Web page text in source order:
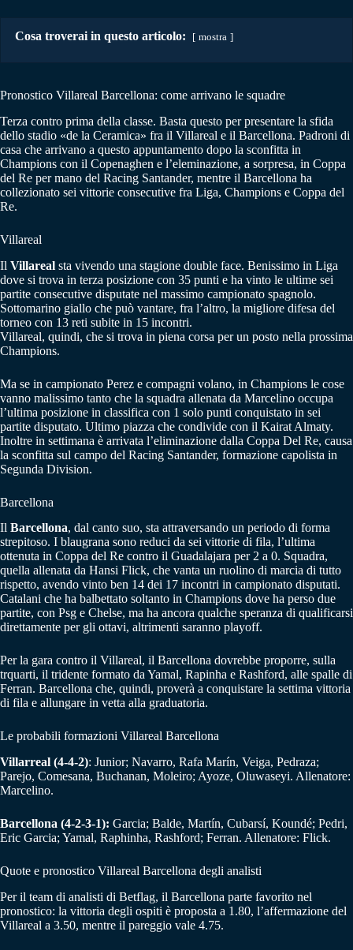
Cosa troverai in questo articolo: mostra
Pronostico Villareal Barcellona: come arrivano le squadre
Terza contro prima della classe. Basta questo per presentare la sfida
dello stadio «de la Ceramica» fra il Villareal e il Barcellona. Padroni di
casa che arrivano a questo appuntamento dopo la sconfitta in
Champions con il Copenaghen e l’eleminazione, a sorpresa, in Coppa
del Re per mano del Racing Santander, mentre il Barcellona ha
collezionato sei vittorie consecutive fra Liga, Champions e Coppa del
Re.
Villareal
Il Villareal sta vivendo una stagione double face. Benissimo in Liga
dove si trova in terza posizione con 35 punti e ha vinto le ultime sei
partite consecutive disputate nel massimo campionato spagnolo.
Sottomarino giallo che può vantare, fra l’altro, la migliore difesa del
torneo con 13 reti subite in 15 incontri.
Villareal, quindi, che si trova in piena corsa per un posto nella prossima
Champions.
Ma se in campionato Perez e compagni volano, in Champions le cose
vanno malissimo tanto che la squadra allenata da Marcelino occupa
l’ultima posizione in classifica con 1 solo punti conquistato in sei
partite disputato. Ultimo piazza che condivide con il Kairat Almaty.
Inoltre in settimana è arrivata l’eliminazione dalla Coppa Del Re, causa
la sconfitta sul campo del Racing Santander, formazione capolista in
Segunda Division.
Barcellona
Il Barcellona, dal canto suo, sta attraversando un periodo di forma
strepitoso. I blaugrana sono reduci da sei vittorie di fila, l’ultima
ottenuta in Coppa del Re contro il Guadalajara per 2 a 0. Squadra,
quella allenata da Hansi Flick, che vanta un ruolino di marcia di tutto
rispetto, avendo vinto ben 14 dei 17 incontri in campionato disputati.
Catalani che ha balbettato soltanto in Champions dove ha perso due
partite, con Psg e Chelse, ma ha ancora qualche speranza di qualificarsi
direttamente per gli ottavi, altrimenti saranno playoff.
Per la gara contro il Villareal, il Barcellona dovrebbe proporre, sulla
trquarti, il tridente formato da Yamal, Rapinha e Rashford, alle spalle di
Ferran. Barcellona che, quindi, proverà a conquistare la settima vittoria
di fila e allungare in vetta alla graduatoria.
Le probabili formazioni Villareal Barcellona
Villarreal (4-4-2): Junior; Navarro, Rafa Marín, Veiga, Pedraza;
Parejo, Comesana, Buchanan, Moleiro; Ayoze, Oluwaseyi. Allenatore:
Marcelino.
Barcellona (4-2-3-1): Garcia; Balde, Martín, Cubarsí, Koundé; Pedri,
Eric Garcia; Yamal, Raphinha, Rashford; Ferran. Allenatore: Flick.
Quote e pronostico Villareal Barcellona degli analisti
Per il team di analisti di Betflag, il Barcellona parte favorito nel
pronostico: la vittoria degli ospiti è proposta a 1.80, l’affermazione del
Villareal a 3.50, mentre il pareggio vale 4.75.